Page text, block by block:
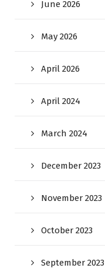
June 2026
May 2026
April 2026
April 2024
March 2024
December 2023
November 2023
October 2023
September 2023